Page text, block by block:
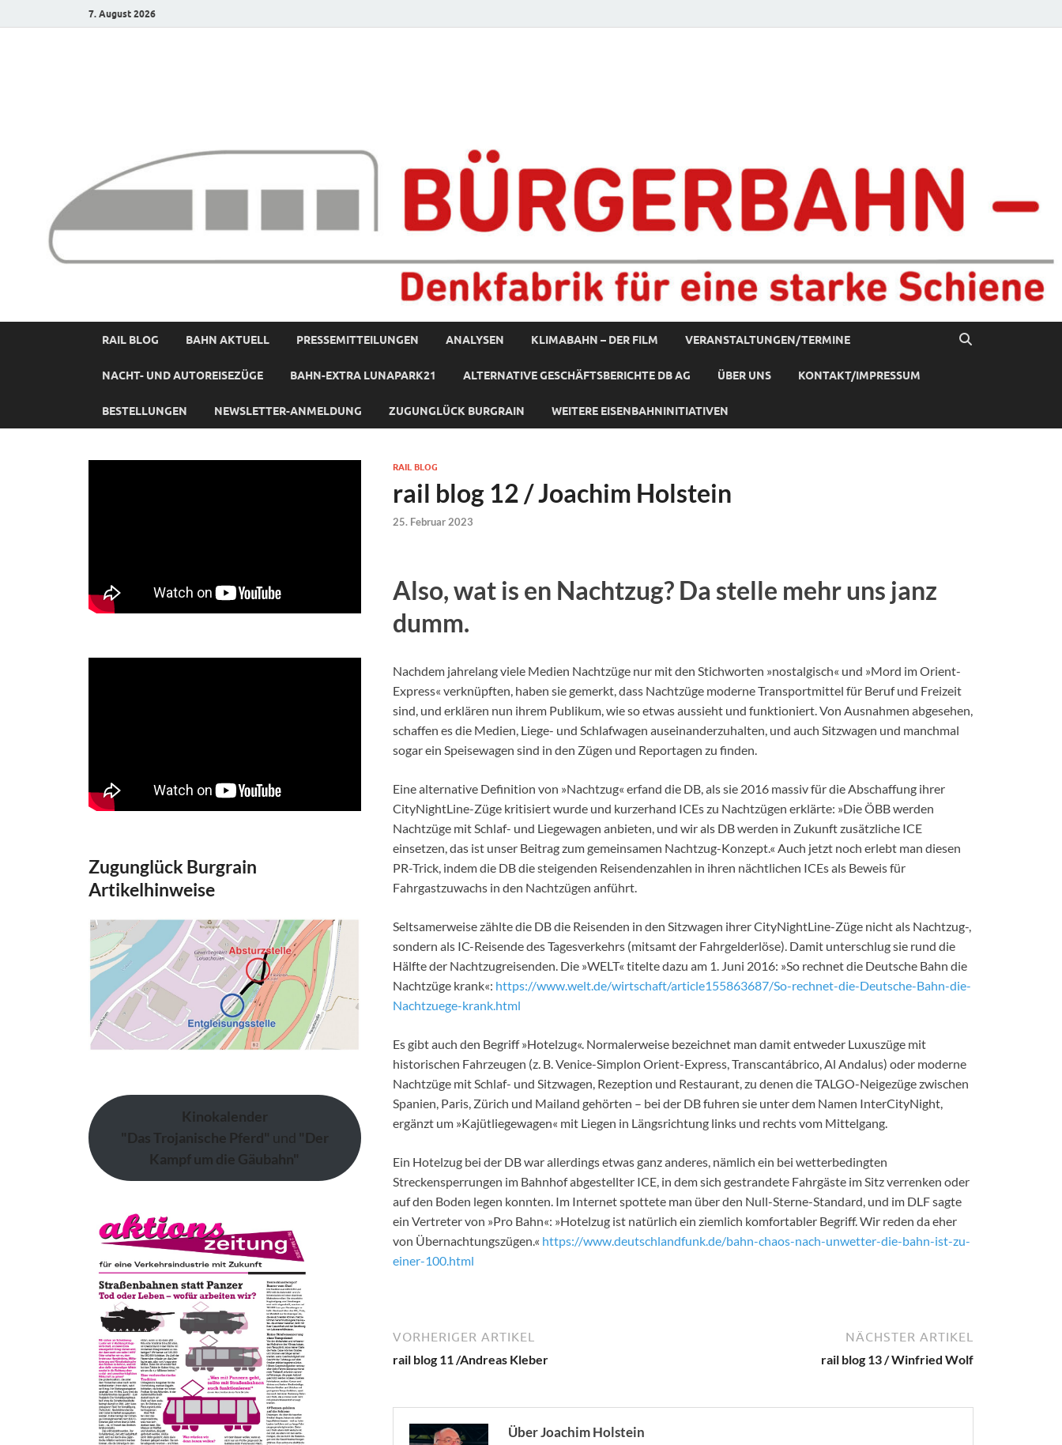
7. August 2026
RAIL BLOG BAHN AKTUELL PRESSEMITTEILUNGEN ANALYSEN KLIMABAHN – DER FILM VERANSTALTUNGEN/TERMINE
NACHT- UND AUTOREISEZÜGE BAHN-EXTRA LUNAPARK21 ALTERNATIVE GESCHÄFTSBERICHTE DB AG ÜBER UNS KONTAKT/IMPRESSUM
BESTELLUNGEN NEWSLETTER-ANMELDUNG ZUGUNGLÜCK BURGRAIN WEITERE EISENBAHNINITIATIVEN
RAIL BLOG
rail blog 12 / Joachim Holstein
25. Februar 2023
Also, wat is en Nachtzug? Da stelle mehr uns janz
dumm.
Nachdem jahrelang viele Medien Nachtzüge nur mit den Stichworten »nostalgisch« und »Mord im Orient-
Express« verknüpften, haben sie gemerkt, dass Nachtzüge moderne Transportmittel für Beruf und Freizeit
sind, und erklären nun ihrem Publikum, wie so etwas aussieht und funktioniert. Von Ausnahmen abgesehen,
schaffen es die Medien, Liege- und Schlafwagen auseinanderzuhalten, und auch Sitzwagen und manchmal
sogar ein Speisewagen sind in den Zügen und Reportagen zu finden.
Eine alternative Definition von »Nachtzug« erfand die DB, als sie 2016 massiv für die Abschaffung ihrer
CityNightLine-Züge kritisiert wurde und kurzerhand ICEs zu Nachtzügen erklärte: »Die ÖBB werden
Nachtzüge mit Schlaf- und Liegewagen anbieten, und wir als DB werden in Zukunft zusätzliche ICE
einsetzen, das ist unser Beitrag zum gemeinsamen Nachtzug-Konzept.« Auch jetzt noch erlebt man diesen
PR-Trick, indem die DB die steigenden Reisendenzahlen in ihren nächtlichen ICEs als Beweis für
Fahrgastzuwachs in den Nachtzügen anführt.
Seltsamerweise zählte die DB die Reisenden in den Sitzwagen ihrer CityNightLine-Züge nicht als Nachtzug-,
sondern als IC-Reisende des Tagesverkehrs (mitsamt der Fahrgelderlöse). Damit unterschlug sie rund die
Hälfte der Nachtzugreisenden. Die »WELT« titelte dazu am 1. Juni 2016: »So rechnet die Deutsche Bahn die
Nachtzüge krank«: https://www.welt.de/wirtschaft/article155863687/So-rechnet-die-Deutsche-Bahn-die-
Nachtzuege-krank.html
Es gibt auch den Begriff »Hotelzug«. Normalerweise bezeichnet man damit entweder Luxuszüge mit
historischen Fahrzeugen (z. B. Venice-Simplon Orient-Express, Transcantábrico, Al Andalus) oder moderne
Nachtzüge mit Schlaf- und Sitzwagen, Rezeption und Restaurant, zu denen die TALGO-Neigezüge zwischen
Spanien, Paris, Zürich und Mailand gehörten – bei der DB fuhren sie unter dem Namen InterCityNight,
ergänzt um »Kajütliegewagen« mit Liegen in Längsrichtung links und rechts vom Mittelgang.
Ein Hotelzug bei der DB war allerdings etwas ganz anderes, nämlich ein bei wetterbedingten
Streckensperrungen im Bahnhof abgestellter ICE, in dem sich gestrandete Fahrgäste im Sitz verrenken oder
auf den Boden legen konnten. Im Internet spottete man über den Null-Sterne-Standard, und im DLF sagte
ein Vertreter von »Pro Bahn«: »Hotelzug ist natürlich ein ziemlich komfortabler Begriff. Wir reden da eher
von Übernachtungszügen.« https://www.deutschlandfunk.de/bahn-chaos-nach-unwetter-die-bahn-ist-zu-
einer-100.html
VORHERIGER ARTIKEL
rail blog 11 /Andreas Kleber
NÄCHSTER ARTIKEL
rail blog 13 / Winfried Wolf
Über Joachim Holstein
Zugunglück Burgrain
Artikelhinweise
Kinokalender
"Das Trojanische Pferd" und "Der
Kampf um die Gäubahn"